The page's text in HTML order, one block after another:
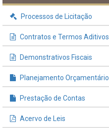
Processos de Licitação
Contratos e Termos Aditivos
Demonstrativos Fiscais
Planejamento Orçamentário
Prestação de Contas
Acervo de Leis